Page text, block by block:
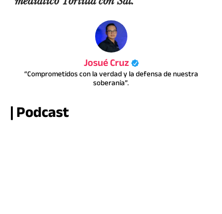
Josué Cruz
“Comprometidos con la verdad y la defensa de nuestra
soberanía”.
| Podcast